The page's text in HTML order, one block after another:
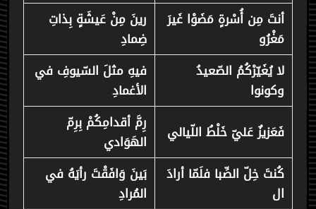
أنتَ مِن أُسْرةٍ مَضَوْا غَيرَ
مَغْرُو
رينَ مِنْ عَيشَةٍ بِذاتِ
ضِمادِ
لا يُغَيّرْكُمُ الصّعيدُ
وكونوا
فيهِ مثلَ السّيوفِ في
الأغمادِ
فَعَزيزٌ عَليّ خَلْطُ اللّيالي
رِمَّ أقدامِكُمْ بِرِمّ
الهَوَادي
كُنتَ خِلّ الصِّبا فلَمّا أرادَ
ال
بَينَ وَافَقْتَ رأيَهُ في
المُرادِ